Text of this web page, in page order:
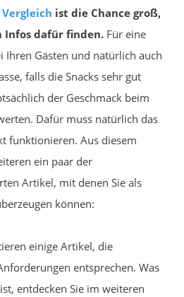
Vergleich ist die Chance groß,
Infos dafür finden. Für eine
Ihren Gästen und natürlich auch
falls die Snacks sehr gut
der Geschmack beim
Dafür muss natürlich das
funktionieren. Aus diesem
ein paar der
Artikel, mit denen Sie als
können:
einige Artikel, die
entsprechen. Was
entdecken Sie im weiteren